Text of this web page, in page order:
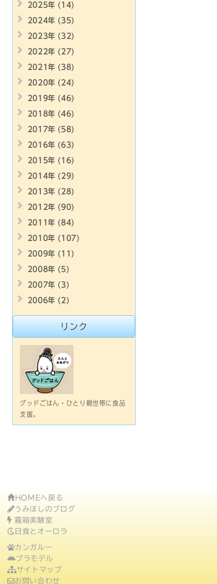
2025年 (14)
2024年 (35)
2023年 (32)
2022年 (27)
2021年 (38)
2020年 (24)
2019年 (46)
2018年 (46)
2017年 (58)
2016年 (63)
2015年 (16)
2014年 (29)
2013年 (28)
2012年 (90)
2011年 (84)
2010年 (107)
2009年 (11)
2008年 (5)
2007年 (3)
2006年 (2)
リンク
グッドごはん・ひとり親世帯に食品
支援。
HOMEへ戻る
うみほしのブログ
霧箱実験室
日食とオーロラ
カンガルー
プラモデル
サイトマップ
お問い合わせ